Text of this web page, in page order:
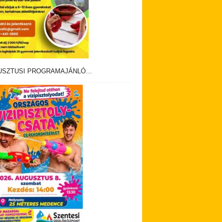
PROGRAMAJÁNLÓ…